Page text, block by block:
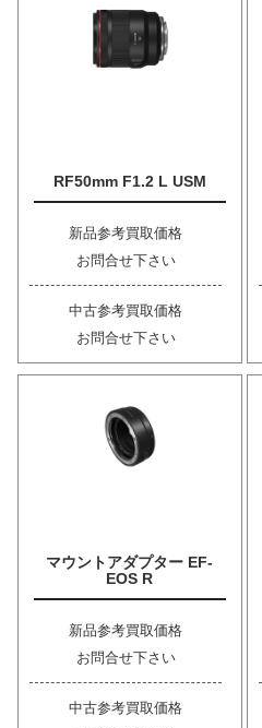
RF50mm F1.2 L USM
新品参考買取価格
お問合せ下さい
中古参考買取価格
お問合せ下さい
マウントアダプター EF-
EOS R
新品参考買取価格
お問合せ下さい
中古参考買取価格